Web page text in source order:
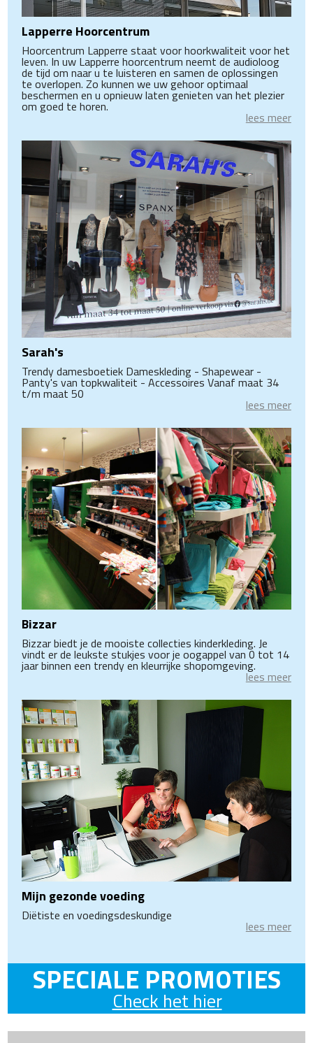
Lapperre Hoorcentrum
Hoorcentrum Lapperre staat voor hoorkwaliteit voor het
leven. In uw Lapperre hoorcentrum neemt de audioloog
de tijd om naar u te luisteren en samen de oplossingen
te overlopen. Zo kunnen we uw gehoor optimaal
beschermen en u opnieuw laten genieten van het plezier
om goed te horen.
lees meer
Sarah's
Trendy damesboetiek Dameskleding - Shapewear -
Panty's van topkwaliteit - Accessoires Vanaf maat 34
t/m maat 50
lees meer
Bizzar
Bizzar biedt je de mooiste collecties kinderkleding. Je
vindt er de leukste stukjes voor je oogappel van 0 tot 14
jaar binnen een trendy en kleurrijke shopomgeving.
lees meer
Mijn gezonde voeding
Diëtiste en voedingsdeskundige
lees meer
SPECIALE PROMOTIES
Check het hier